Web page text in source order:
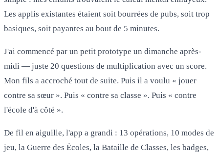
Les applis existantes étaient soit bourrées de pubs, soit trop
basiques, soit payantes au bout de 5 minutes.
J'ai commencé par un petit prototype un dimanche après-
midi — juste 20 questions de multiplication avec un score.
Mon fils a accroché tout de suite. Puis il a voulu « jouer
contre sa sœur ». Puis « contre sa classe ». Puis « contre
l'école d'à côté ».
De fil en aiguille, l'app a grandi : 13 opérations, 10 modes de
jeu, la Guerre des Écoles, la Bataille de Classes, les badges,